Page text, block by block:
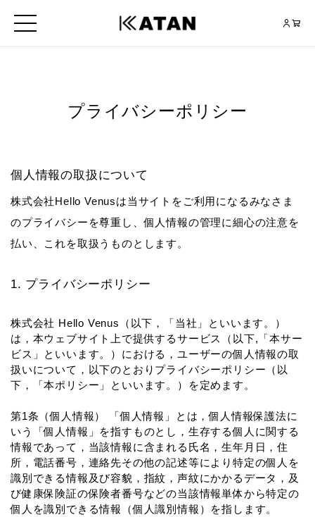
プライバシーポリシー
個人情報の取扱について
株式会社Hello Venusは当サイトをご利用になるみなさま
のプライバシーを尊重し、個人情報の管理に細心の注意を
払い、これを取扱うものとします。
プライバシーポリシー
株式会社 Hello Venus（以下，「当社」といいます。）
は，本ウェブサイト上で提供するサービス（以下,「本サー
ビス」といいます。）における，ユーザーの個人情報の取
扱いについて，以下のとおりプライバシーポリシー（以
下，「本ポリシー」といいます。）を定めます。
第1条（個人情報） 「個人情報」とは，個人情報保護法に
いう「個人情報」を指すものとし，生存する個人に関する
情報であって，当該情報に含まれる氏名，生年月日，住
所，電話番号，連絡先その他の記述等により特定の個人を
識別できる情報及び容貌，指紋，声紋にかかるデータ，及
び健康保険証の保険者番号などの当該情報単体から特定の
個人を識別できる情報（個人識別情報）を指します。